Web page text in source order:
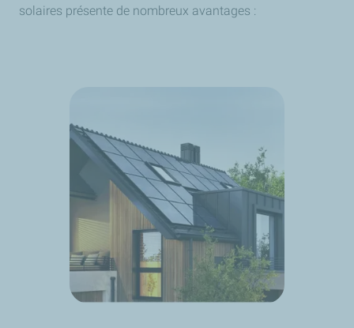
solaires présente de nombreux avantages :